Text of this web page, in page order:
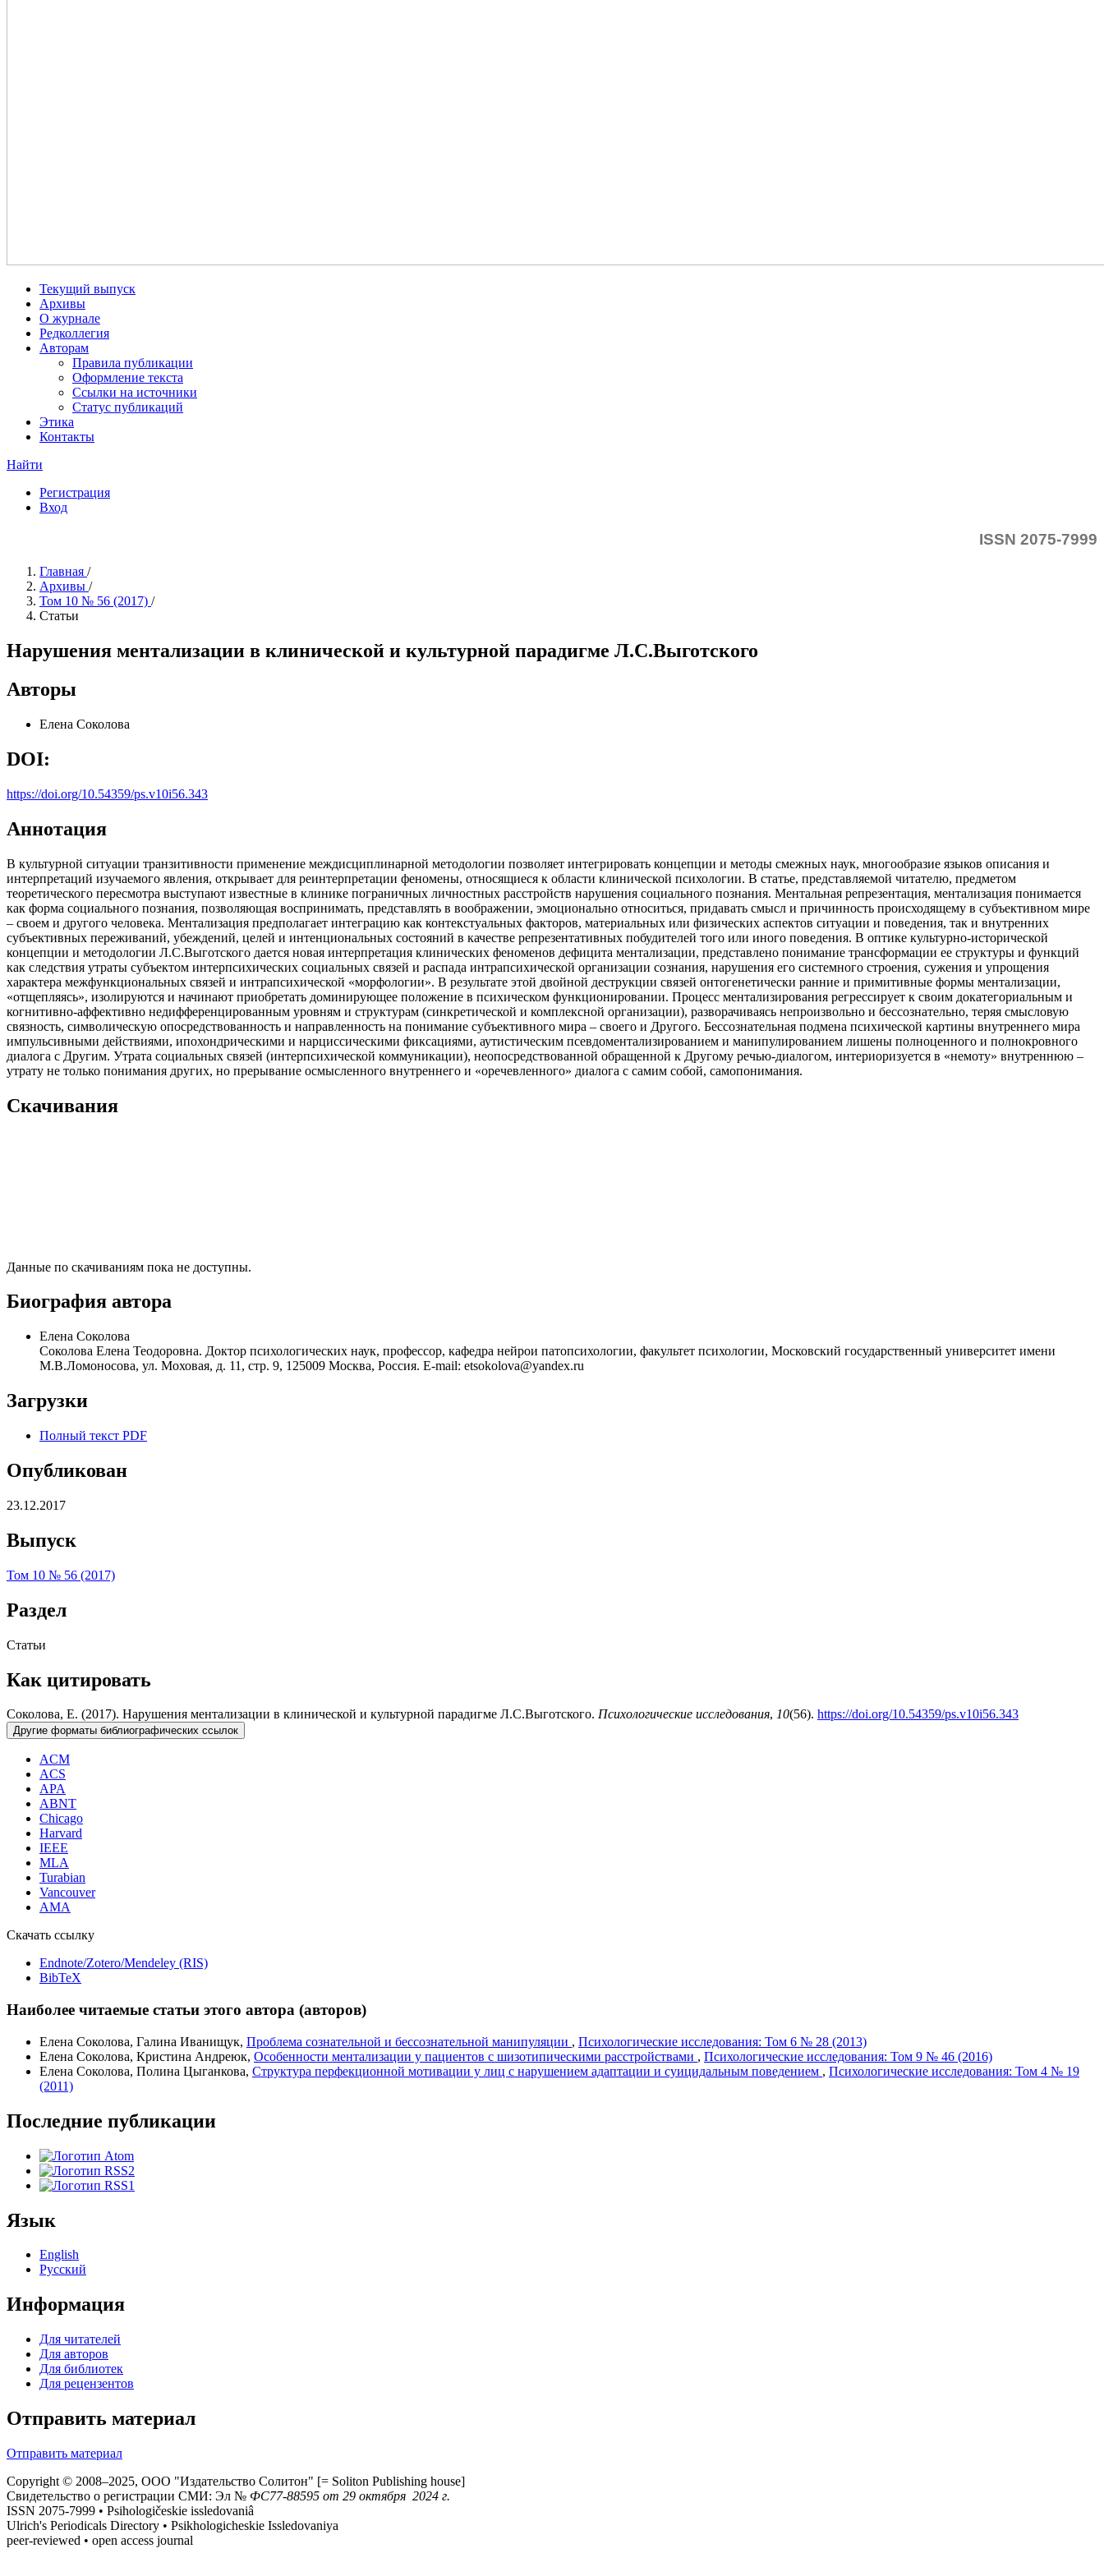
Текущий выпуск
Архивы
О журнале
Редколлегия
Авторам
Правила публикации
Оформление текста
Ссылки на источники
Статус публикаций
Этика
Контакты
Найти
Регистрация
Вход
ISSN 2075-7999
Главная /
Архивы /
Том 10 № 56 (2017) /
Статьи
Нарушения ментализации в клинической и культурной парадигме Л.С.Выготского
Авторы
Елена Соколова
DOI:
https://doi.org/10.54359/ps.v10i56.343
Аннотация
В культурной ситуации транзитивности применение междисциплинарной методологии позволяет интегрировать концепции и методы смежных наук, многообразие языков описания и
интерпретаций изучаемого явления, открывает для реинтерпретации феномены, относящиеся к области клинической психологии. В статье, представляемой читателю, предметом
теоретического пересмотра выступают известные в клинике пограничных личностных расстройств нарушения социального познания. Ментальная репрезентация, ментализация понимается
как форма социального познания, позволяющая воспринимать, представлять в воображении, эмоционально относиться, придавать смысл и причинность происходящему в субъективном мире
– своем и другого человека. Ментализация предполагает интеграцию как контекстуальных факторов, материальных или физических аспектов ситуации и поведения, так и внутренних
субъективных переживаний, убеждений, целей и интенциональных состояний в качестве репрезентативных побудителей того или иного поведения. В оптике культурно-исторической
концепции и методологии Л.С.Выготского дается новая интерпретация клинических феноменов дефицита ментализации, представлено понимание трансформации ее структуры и функций
как следствия утраты субъектом интерпсихических социальных связей и распада интрапсихической организации сознания, нарушения его системного строения, сужения и упрощения
характера межфункциональных связей и интрапсихической «морфологии». В результате этой двойной деструкции связей онтогенетически ранние и примитивные формы ментализации,
«отщепляясь», изолируются и начинают приобретать доминирующее положение в психическом функционировании. Процесс ментализирования регрессирует к своим докатегориальным и
когнитивно-аффективно недифференцированным уровням и структурам (синкретической и комплексной организации), разворачиваясь непроизвольно и бессознательно, теряя смысловую
связность, символическую опосредствованность и направленность на понимание субъективного мира – своего и Другого. Бессознательная подмена психической картины внутреннего мира
импульсивными действиями, ипохондрическими и нарциссическими фиксациями, аутистическим псевдоментализированием и манипулированием лишены полноценного и полнокровного
диалога с Другим. Утрата социальных связей (интерпсихической коммуникации), неопосредствованной обращенной к Другому речью-диалогом, интериоризуется в «немоту» внутреннюю –
утрату не только понимания других, но прерывание осмысленного внутреннего и «оречевленного» диалога с самим собой, самопонимания.
Скачивания
Данные по скачиваниям пока не доступны.
Биография автора
Елена Соколова
Соколова Елена Теодоровна. Доктор психологических наук, профессор, кафедра нейрои патопсихологии, факультет психологии, Московский государственный университет имени
М.В.Ломоносова, ул. Моховая, д. 11, стр. 9, 125009 Москва, Россия. E-mail: etsokolova@yandex.ru
Загрузки
Полный текст PDF
Опубликован
23.12.2017
Выпуск
Том 10 № 56 (2017)
Раздел
Статьи
Как цитировать
Соколова, Е. (2017). Нарушения ментализации в клинической и культурной парадигме Л.С.Выготского. Психологические исследования, 10(56). https://doi.org/10.54359/ps.v10i56.343
Другие форматы библиографических ссылок
ACM
ACS
APA
ABNT
Chicago
Harvard
IEEE
MLA
Turabian
Vancouver
AMA
Скачать ссылку
Endnote/Zotero/Mendeley (RIS)
BibTeX
Наиболее читаемые статьи этого автора (авторов)
Елена Соколова, Галина Иванищук, Проблема сознательной и бессознательной манипуляции , Психологические исследования: Том 6 № 28 (2013)
Елена Соколова, Кристина Андреюк, Особенности ментализации у пациентов с шизотипическими расстройствами , Психологические исследования: Том 9 № 46 (2016)
Елена Соколова, Полина Цыганкова, Структура перфекционной мотивации у лиц с нарушением адаптации и суицидальным поведением , Психологические исследования: Том 4 № 19
(2011)
Последние публикации
Язык
English
Русский
Информация
Для читателей
Для авторов
Для библиотек
Для рецензентов
Отправить материал
Отправить материал
Copyright © 2008–2025, ООО "Издательство Солитон" [= Soliton Publishing house]
Свидетельство о регистрации СМИ: Эл № ФС77-88595 от 29 октября 2024 г.
ISSN 2075-7999 • Psihologičeskie issledovaniâ
Ulrich's Periodicals Directory • Psikhologicheskie Issledovaniya
peer-reviewed • open access journal